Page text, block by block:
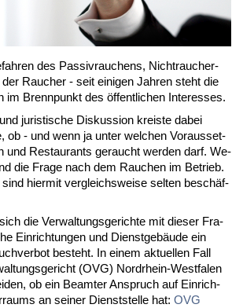
des Pas­siv­rau­chens, Nicht­rau­cher­
Rau­cher - seit ei­ni­gen Jah­ren steht die
im Brenn­punkt des öf­fent­li­chen In­ter­es­ses.
ju­ris­ti­sche Dis­kus­si­on kreis­te da­bei
ob - und wenn ja un­ter wel­chen Vor­aus­set­
und Re­stau­rants ge­raucht wer­den darf. We­
die Fra­ge nach dem Rau­chen im Be­trieb.
sind hier­mit ver­gleichs­wei­se sel­ten be­schäf­
die Ver­wal­tungs­ge­rich­te mit die­ser Fra­
Ein­rich­tun­gen und Dienst­ge­bäu­de ein
be­steht. In ei­nem ak­tu­el­len Fall
(OVG) Nord­rhein-West­fa­len
ob ein Be­am­ter An­spruch auf Ein­rich­
an sei­ner Dienst­stel­le hat: OVG